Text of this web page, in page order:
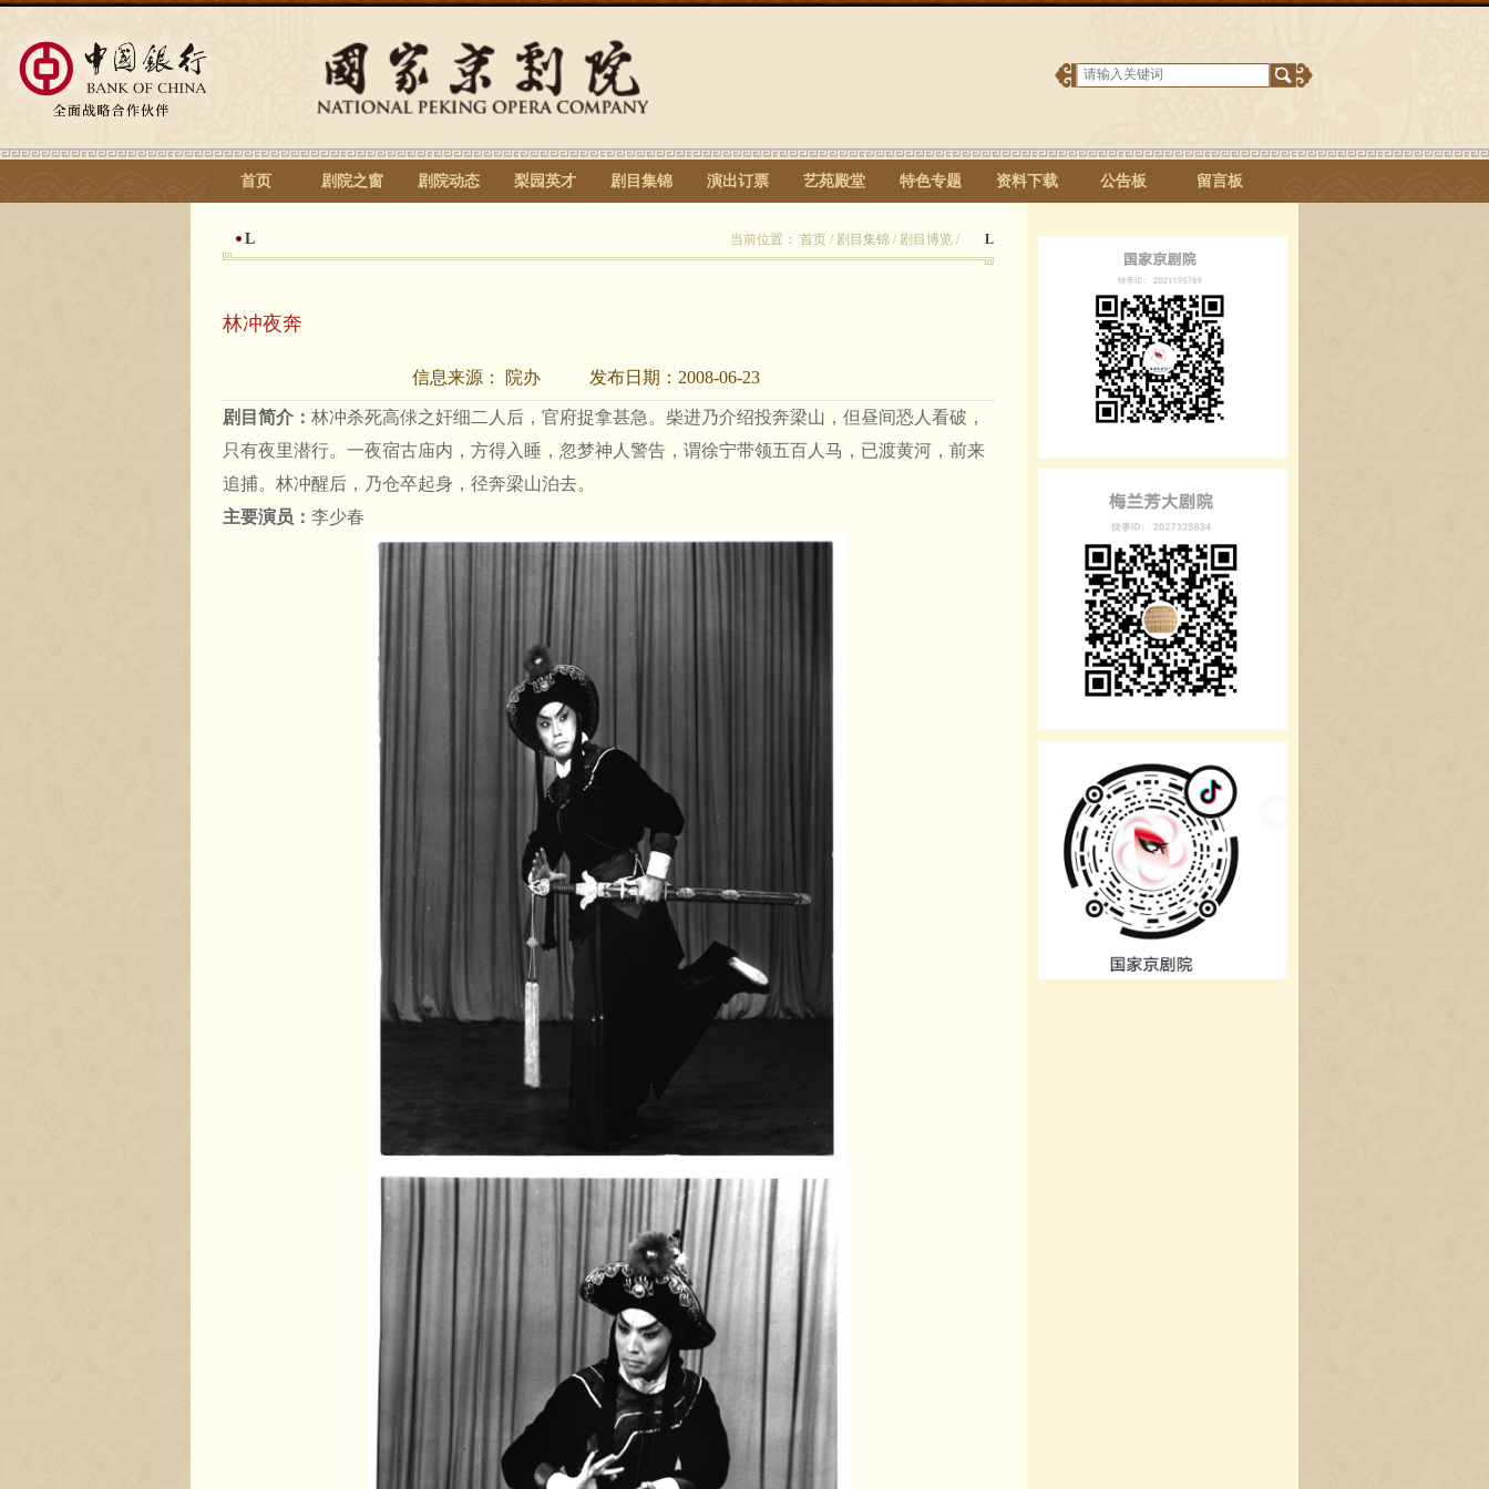
首页 剧院之窗 剧院动态 梨园英才 剧目集锦 演出订票 艺苑殿堂 特色专题 资料下载 公告板 留言板
L 当前位置： 首页 / 剧目集锦 / 剧目博览 / L
林冲夜奔
信息来源： 院办 发布日期： 2008-06-23
剧目简介： 林冲杀死高俅之奸细二人后，官府捉拿甚急。柴进乃介绍投奔梁山，但昼间恐人看破，
只有夜里潜行。一夜宿古庙内，方得入睡，忽梦神人警告，谓徐宁带领五百人马，已渡黄河，前来
追捕。林冲醒后，乃仓卒起身，径奔梁山泊去。
主要演员： 李少春